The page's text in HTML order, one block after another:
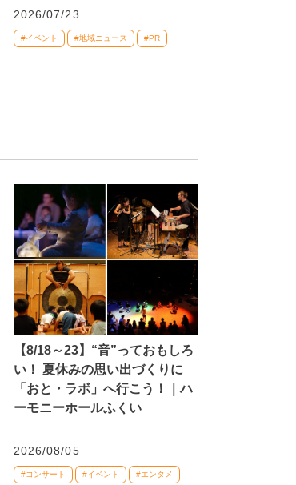
2026/07/23
#イベント #地域ニュース #PR
【8/18～23】“音”っておもしろ
い！ 夏休みの思い出づくりに
「おと・ラボ」へ行こう！｜ハ
ーモニーホールふくい
2026/08/05
#コンサート #イベント #エンタメ